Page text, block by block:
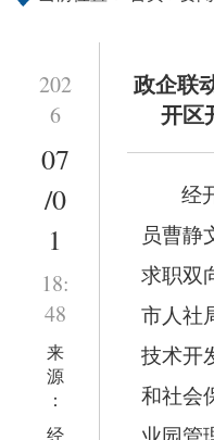
202
6
07
/0
1
18:
48
来
源
：
经
政企联
开区
经
员曹静
求职双
市人社
技术开
和社会